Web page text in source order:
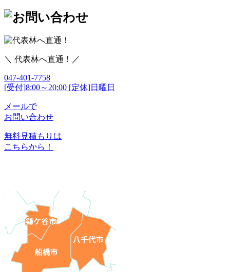
＼ 代表林へ直通！／
047-401-7758
[受付]8:00～20:00 [定休]日曜日
メールで
お問い合わせ
無料見積もりは
こちらから！